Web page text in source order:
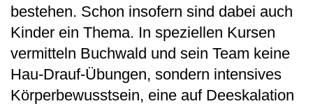
bestehen. Schon insofern sind dabei auch
Kinder ein Thema. In speziellen Kursen
vermitteln Buchwald und sein Team keine
Hau-Drauf-Übungen, sondern intensives
Körperbewusstsein, eine auf Deeskalation